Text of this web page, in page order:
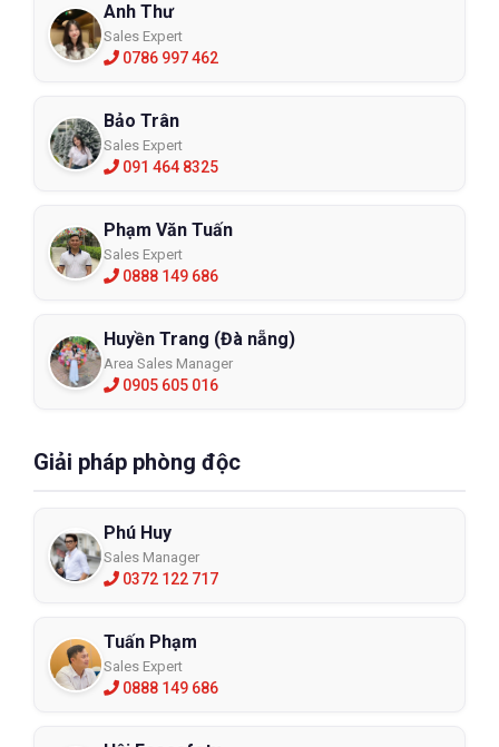
XEM CHI TIẾT
Tai nghe chống ồn VIAN X4A Pro
VIAN-X4A
7. Liên hệ ECO3D để trang bị bịt tai
Anh Thư
Sales Expert
0786 997 462
Bảo Trân
Sales Expert
091 464 8325
Phạm Văn Tuấn
Sales Expert
0888 149 686
Huyền Trang (Đà nẵng)
Area Sales Manager
0905 605 016
Giải pháp phòng độc
Phú Huy
Sales Manager
0372 122 717
Tuấn Phạm
Sales Expert
0888 149 686